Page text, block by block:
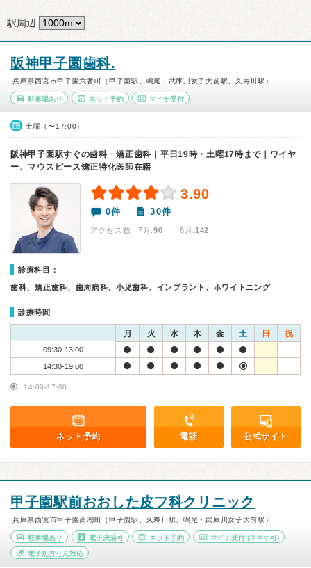
駅周辺
阪神甲子園歯科.
兵庫県西宮市甲子園六番町（甲子園駅、鳴尾・武庫川女子大前駅、久寿川駅）
駐車場あり ネット予約 マイナ受付
土曜（〜17:00）
阪神甲子園駅すぐの歯科・矯正歯科｜平日19時・土曜17時まで｜ワイヤ
ー、マウスピース矯正特化医師在籍
3.90
0件 30件
アクセス数 7月:90 | 6月:142
診療科目：
歯科、矯正歯科、歯周病科、小児歯科、インプラント、ホワイトニング
診療時間
月 火 水 木 金 土 日 祝
09:30-13:00
14:30-19:00
14:00-17:00
ネット予約 電話 公式サイト
甲子園駅前おおした皮フ科クリニック
兵庫県西宮市甲子園高潮町（甲子園駅、久寿川駅、鳴尾・武庫川女子大前駅）
駐車場あり 電子決済可 ネット予約 マイナ受付 (スマホ可)
電子処方せん対応